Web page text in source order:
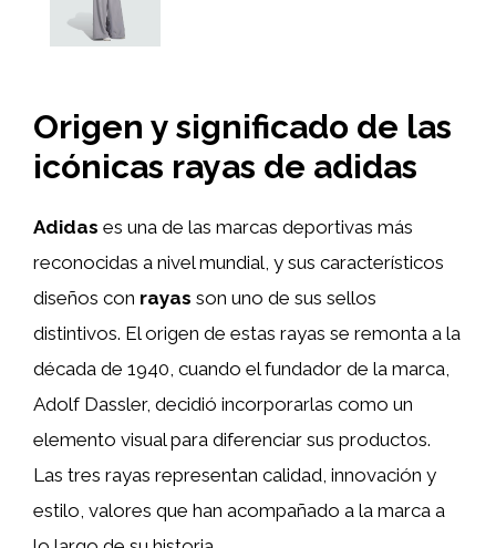
Origen y significado de las
icónicas rayas de adidas
Adidas es una de las marcas deportivas más
reconocidas a nivel mundial, y sus característicos
diseños con rayas son uno de sus sellos
distintivos. El origen de estas rayas se remonta a la
década de 1940, cuando el fundador de la marca,
Adolf Dassler, decidió incorporarlas como un
elemento visual para diferenciar sus productos.
Las tres rayas representan calidad, innovación y
estilo, valores que han acompañado a la marca a